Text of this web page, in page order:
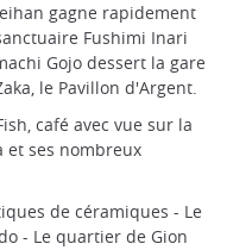
gagne rapidement
Fushimi Inari
Gojo dessert la gare
le Pavillon d'Argent.
café avec vue sur la
et ses nombreux
de céramiques - Le
- Le quartier de Gion